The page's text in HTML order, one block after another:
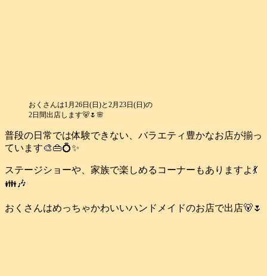
おくさんは1月26日(日)と2月23日(日)の
2日間出店します🐻🌷🌸
普段の日常では体験できない、バラエティ豊かなお店が揃っ
ています🎨👜💍✨
ステージショーや、家族で楽しめるコーナーもありますよ💃
👪️🎶
おくさんはめっちゃかわいいハンドメイドのお店で出店🐻🌷